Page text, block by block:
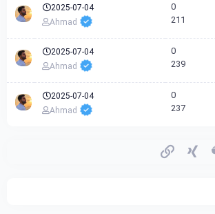
0
211
2025-07-04
Ahmad
0
239
2025-07-04
Ahmad
0
237
2025-07-04
Ahmad
اِورنُت زینگ